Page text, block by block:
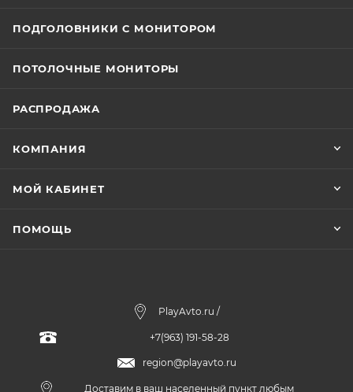
ПОДГОЛОВНИКИ С МОНИТОРОМ
ПОТОЛОЧНЫЕ МОНИТОРЫ
РАСПРОДАЖА
КОМПАНИЯ
МОЙ КАБИНЕТ
ПОМОЩЬ
PlayAvto.ru /
+7(963) 191-58-28
region@playavto.ru
Доставим в ваш населенный пункт любым